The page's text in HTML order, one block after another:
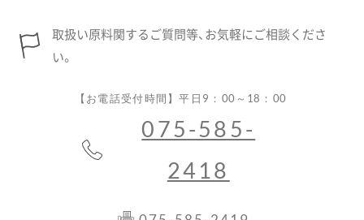
取扱い原料関するご質問等、お気軽にご相談くださ
い。
【お電話受付時間】平日9：00～18：00
075-585-
2418